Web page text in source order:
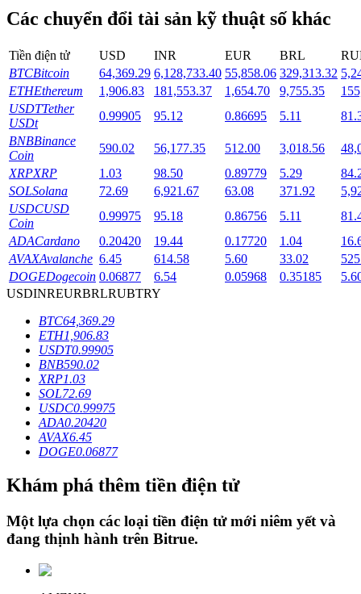
Launchpool
Đặt cọc linh hoạt để kiếm được các token phổ biến.
Khóa BTR
Khoản vay
Các chuyển đổi tài sản kỹ thuật số khác
Tiền điện tử USD INR EUR BRL
BTCBitcoin 64,369.29 6,128,733.40 55,858.06 329,313.32
ETHEthereum 1,906.83 181,553.37 1,654.70 9,755.35
USDTTether
USDt
0.99905 95.12 0.86695 5.11
BNBBinance
Coin
590.02 56,177.35 512.00 3,018.56
XRPXRP 1.03 98.50 0.89779 5.29
SOLSolana 72.69 6,921.67 63.08 371.92
USDCUSD
Coin
0.99975 95.18 0.86756 5.11
ADACardano 0.20420 19.44 0.17720 1.04
AVAXAvalanche 6.45 614.58 5.60 33.02
DOGEDogecoin 0.06877 6.54 0.05968 0.35185
USDINREURBRLRUBTRY
BTC64,369.29
ETH1,906.83
USDT0.99905
BNB590.02
XRP1.03
SOL72.69
USDC0.99975
ADA0.20420
AVAX6.45
DOGE0.06877
Khám phá thêm tiền điện tử
Một lựa chọn các loại tiền điện tử mới niêm yết và
đang thịnh hành trên Bitrue.